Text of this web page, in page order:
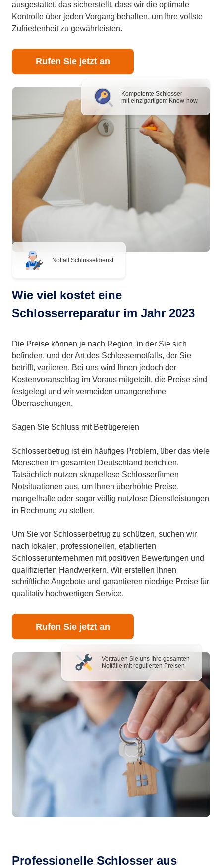
Kompetente Schlosser
mit einzigartigem Know-how
Notfall Schlüsseldienst
ausgestattet, das sicherstellt, dass wir die optimale
Kontrolle über jeden Vorgang behalten, um Ihre vollste
Zufriedenheit zu gewährleisten.
Rufen Sie jetzt an
Wie viel kostet eine
Schlosserreparatur im Jahr 2023
Die Preise können je nach Region, in der Sie sich
befinden, und der Art des Schlossernotfalls, der Sie
betrifft, variieren. Bei uns wird Ihnen jedoch der
Kostenvoranschlag im Voraus mitgeteilt, die Preise sind
festgelegt und wir vermeiden unangenehme
Überraschungen.
Sagen Sie Schluss mit Betrügereien
Schlosserbetrug ist ein häufiges Problem, über das viele
Menschen im gesamten Deutschland berichten.
Tatsächlich nutzen skrupellose Schlosserfirmen
Notsituationen aus, um Ihnen überhöhte Preise,
mangelhafte oder sogar völlig nutzlose Dienstleistungen
in Rechnung zu stellen.
Um Sie vor Schlosserbetrug zu schützen, suchen wir
nach lokalen, professionellen, etablierten
Schlosserunternehmen mit positiven Bewertungen und
qualifizierten Handwerkern. Wir erstellen Ihnen
schriftliche Angebote und garantieren niedrige Preise für
qualitativ hochwertigen Service.
Rufen Sie jetzt an
Vertrauen Sie uns Ihre gesamten
Notfälle mit regulierten Preisen
Professionelle Schlosser aus